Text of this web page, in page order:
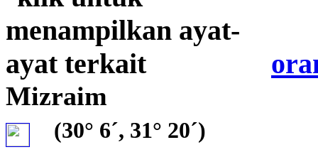
Mizraim
(30° 6´, 31° 20´)